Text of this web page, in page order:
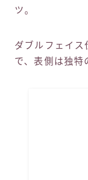
ツ。
ダブルフェイス
で、表側は独特